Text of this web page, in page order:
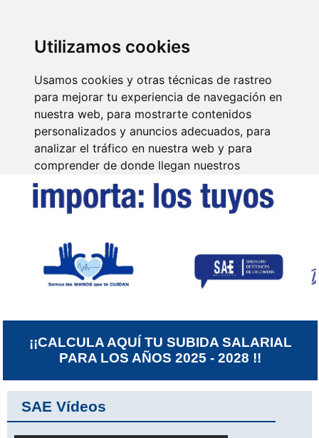
Utilizamos cookies
Usamos cookies y otras técnicas de rastreo
para mejorar tu experiencia de navegación en
nuestra web, para mostrarte contenidos
personalizados y anuncios adecuados, para
analizar el tráfico en nuestra web y para
comprender de donde llegan nuestros
visitantes.
Configurar
¡¡CALCULA AQUÍ TU SUBIDA SALARIAL
PARA LOS AÑOS 2025 - 2028 !!
SAE Vídeos